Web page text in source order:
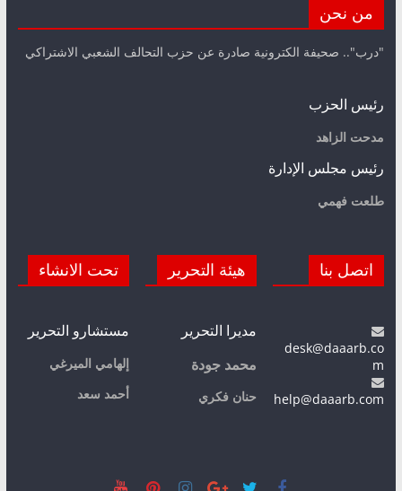
من نحن
"درب".. صحيفة الكترونية صادرة عن حزب التحالف الشعبي الاشتراكي
رئيس الحزب
مدحت الزاهد
رئيس مجلس الإدارة
طلعت فهمي
اتصل بنا
desk@daaarb.co
m
help@daaarb.com
هيئة التحرير
مديرا التحرير
محمد جودة
حنان فكري
تحت الانشاء
مستشارو التحرير
إلهامي الميرغي
أحمد سعد